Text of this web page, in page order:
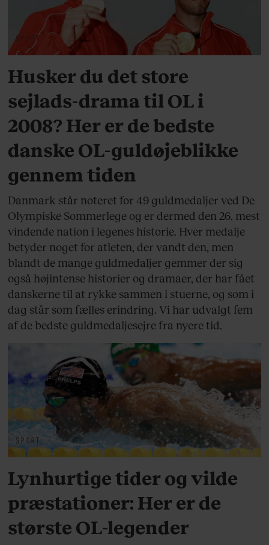
SPORT
Husker du det store
sejlads-drama til OL i
2008? Her er de bedste
danske OL-guldøjeblikke
gennem tiden
Danmark står noteret for 49 guldmedaljer ved De
Olympiske Sommerlege og er dermed den 26. mest
vindende nation i legenes historie. Hver medalje
betyder noget for atleten, der vandt den, men
blandt de mange guldmedaljer gemmer der sig
også højintense historier og dramaer, der har fået
danskerne til at rykke sammen i stuerne, og som i
dag står som fælles erindring. Vi har udvalgt fem
af de bedste guldmedaljesejre fra nyere tid.
SPORT
Lynhurtige tider og vilde
præstationer: Her er de
største OL-legender